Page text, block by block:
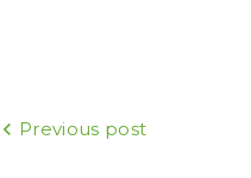
Навигация
Previous post